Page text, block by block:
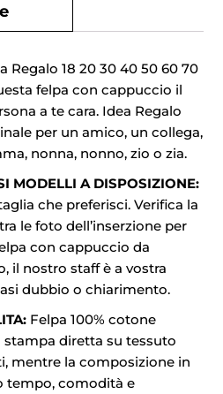
Regalo 18 20 30 40 50 60 70
felpa con cappuccio il
a te cara. Idea Regalo
per un amico, un collega,
nonna, nonno, zio o zia.
MODELLI A DISPOSIZIONE:
che preferisci. Verifica la
le foto dell’inserzione per
con cappuccio da
il nostro staff è a vostra
dubbio o chiarimento.
Felpa 100% cotone
diretta su tessuto
mentre la composizione in
tempo, comodità e